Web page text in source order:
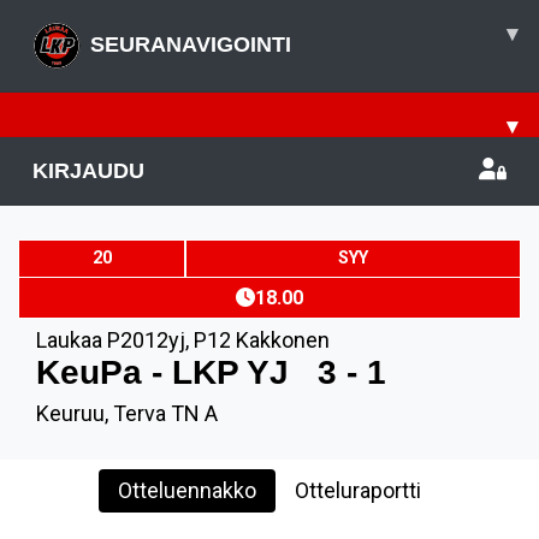
SEURANAVIGOINTI ▾
▾
KIRJAUDU
20 SYY
18.00
Laukaa P2012yj, P12 Kakkonen
KeuPa - LKP YJ 3 - 1
Keuruu, Terva TN A
Otteluennakko Otteluraportti